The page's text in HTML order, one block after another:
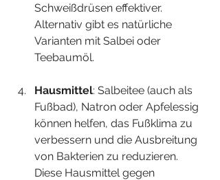
Schweißdrüsen effektiver.
Alternativ gibt es natürliche
Varianten mit Salbei oder
Teebaumöl.
Hausmittel: Salbeitee (auch als
Fußbad), Natron oder Apfelessig
können helfen, das Fußklima zu
verbessern und die Ausbreitung
von Bakterien zu reduzieren.
Diese Hausmittel gegen